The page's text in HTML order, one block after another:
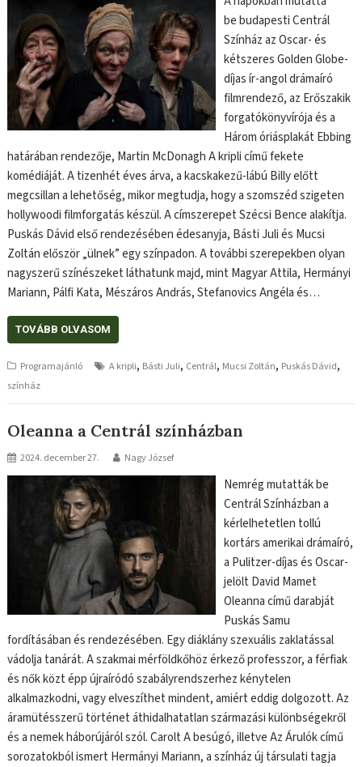
be budapesti Centrál
Színház az Oscar- és
kétszeres Golden Globe-
díjas ír-angol drámaíró
filmrendező, az Erőszakik
forgatókönyvírója és a
Három óriásplakát Ebbing
határában rendezője, Martin McDonagh A kripli című fekete
komédiáját. A tizenhét éves árva, a kacskakezű-lábú Billy előtt
megcsillan a lehetőség, mikor megtudja, hogy a szomszéd szigeten
hollywoodi filmforgatás készül. A címszerepet Szécsi Bence alakítja.
Puskás Dávid első rendezésében édesanyja, Básti Juli és Mucsi
Zoltán először „ülnek” egy színpadon. A további szerepekben olyan
nagyszerű színészeket láthatunk majd, mint Magyar Attila, Hermányi
Mariann, Pálfi Kata, Mészáros András, Stefanovics Angéla és…
TOVÁBB OLVASOM
Programajánló A kripli, Básti Juli, Centrál, Mucsi Zoltán, Puskás Dávid,
színház
Oleanna a Centrál színházban
2024. december 27. Nagy József
Nemrég mutatták be
Centrál Színházban a
kérlelhetetlen tollú
kortárs amerikai drámaíró,
a Pulitzer-díjas és Oscar-
jelölt David Mamet
Oleanna című darabját
Puskás Samu
fordításában és rendezésében. Egy diáklány szexuális zaklatással
vádolja tanárát. A szakmai mérföldkőhöz érkező professzor, a férfiak
és nők közt épp újraíródó szabályrendszerhez kénytelen
alkalmazkodni, vagy elveszíthet mindent, amiért eddig dolgozott. Az
áramütésszerű történet áthidalhatatlan származási különbségekről
és a nemek háborújáról szól. Carolt A besúgó, illetve Az Árulók című
sorozatokból ismert Hermányi Mariann, a színház új társulati tagja